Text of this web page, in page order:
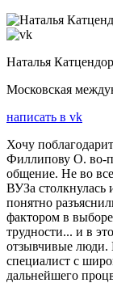
Наталья
Московская
написать в vk
Хочу
Филлипову О. во-
общение. Не во
ВУЗа столкнулась
понятно
фактором в
трудности... и в
отзывчивые люди.
специалист с
дальнейшего